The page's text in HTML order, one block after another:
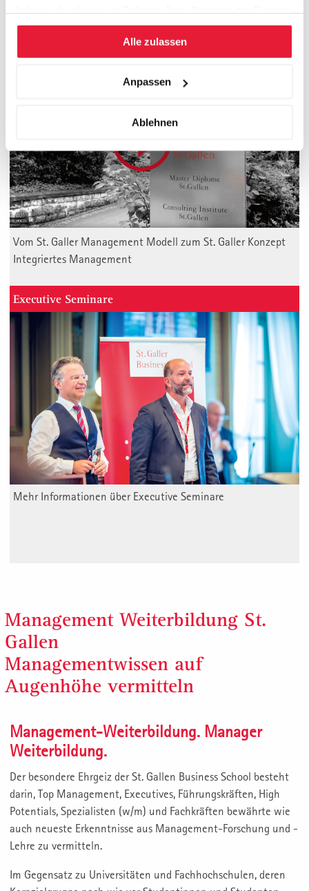
gesammelt haben.
Alle zulassen
Anpassen
Ablehnen
Management Valley St. Gallen
Vom St. Galler Management Modell zum St. Galler Konzept
Integriertes Management
Executive Seminare
Mehr Informationen über Executive Seminare
Management Weiterbildung St.
Gallen
Managementwissen auf
Augenhöhe vermitteln
Management-Weiterbildung. Manager
Weiterbildung.
Der besondere Ehrgeiz der St. Gallen Business School besteht
darin, Top Management, Executives, Führungskräften, High
Potentials, Spezialisten (w/m) und Fachkräften bewährte wie
auch neueste Erkenntnisse aus Management-Forschung und -
Lehre zu vermitteln.
Im Gegensatz zu Universitäten und Fachhochschulen, deren